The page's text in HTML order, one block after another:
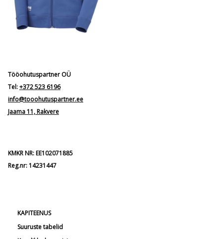
Tööohutuspartner OÜ
Tel:+372 523 6196
info@tooohutuspartner.ee
Jaama 11, Rakvere
KMKR NR: EE102071885
Reg.nr: 14231447
KAPITEENUS
Suuruste tabelid